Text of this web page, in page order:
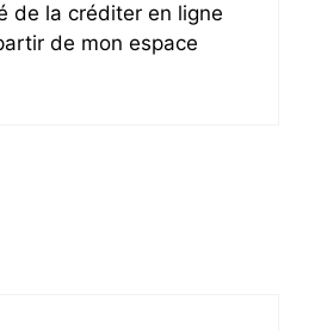
de la créditer en ligne
de mon espace